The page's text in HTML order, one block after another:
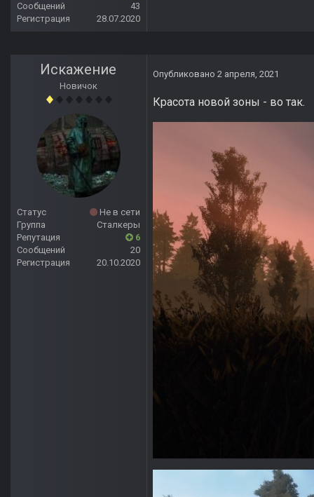
Сообщений
43
Регистрация
28.07.2020
Искажение
Новичок
Статус
Не в сети
Группа
Сталкеры
Репутация
6
Сообщений
20
Регистрация
20.10.2020
Опубликовано 2 апреля, 2021
Красота новой зоны - во так.